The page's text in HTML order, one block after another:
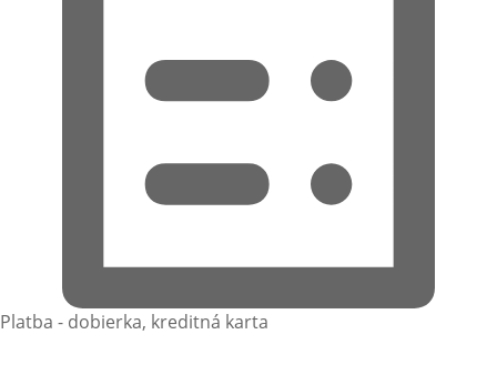
Platba - dobierka, kreditná karta